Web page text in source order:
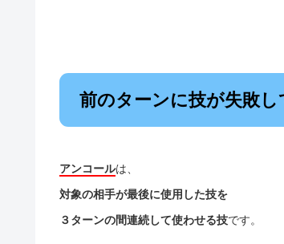
前のターンに技が失敗
アンコールは、
対象の相手が最後に使用した技を
３ターンの間連続して使わせる技です。